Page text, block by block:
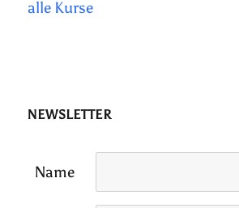
alle Kurse
NEWSLETTER
Name